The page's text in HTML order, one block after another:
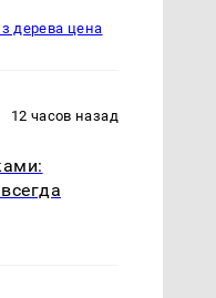
дерева цена
12 часов назад